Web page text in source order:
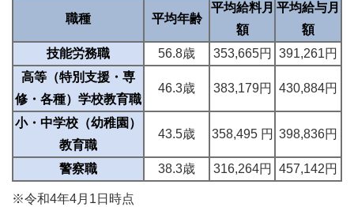
職種 平均年齢
平均給料月
額
平均給与月
額
技能労務職
56.8歳 353,665円
391,261円
高等（特別支援・専
修・各種）学校教育職
46.3歳 383,179円 430,884円
小・中学校（幼稚園）
教育職
43.5歳 358,495 円 398,836円
警察職 38.3歳 316,264円 457,142円
※令和4年4月1日時点